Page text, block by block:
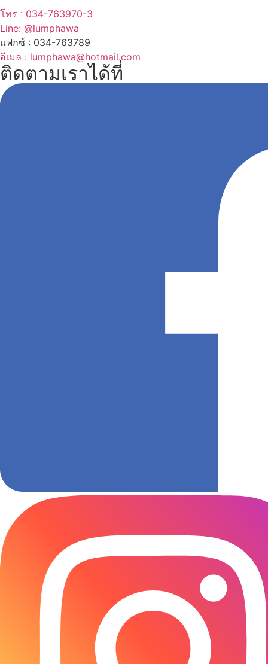
โทร : 034-763970-3
Line: @lumphawa
แฟกซ์ : 034-763789
อีเมล : lumphawa@hotmail.com
ติดตามเราได้ที่